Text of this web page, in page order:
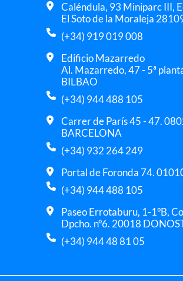
Caléndula, 93 Miniparc III,
El Soto de la Moraleja
(+34) 919 019 008
Edificio Mazarredo
Al. Mazarredo, 47 - 5ª
BILBAO
(+34) 944 488 105
Carrer de París 45 - 47.
BARCELONA
(+34) 932 264 249
Portal de Foronda 74.
(+34) 944 488 105
Paseo Errotaburu, 1-1ºB,
Dpcho. nº6. 20018
(+34) 944 48 81 05